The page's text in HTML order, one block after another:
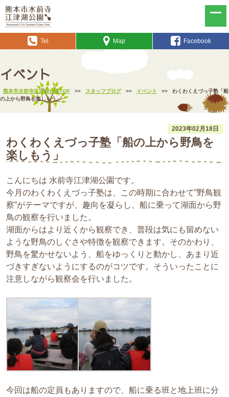
Tel Map Facebook
イベント
熊本市水前寺江津湖公園TOP >> スタッフブログ >> イベント >>
わくわくえづっ子塾「船
の上から野鳥を楽しもう」
2023年02月18日
わくわくえづっ子塾「船の上から野鳥を
楽しもう」
こんにちは 水前寺江津湖公園です。
今月のわくわくえづっ子塾は、この時期に合わせて”野鳥観
察”がテーマですが、趣向を凝らし、船に乗って湖面から野
鳥の観察を行いました。
湖面からはより近くから観察でき、普段は気にも留めない
ような野鳥のしぐさや特徴を観察できます。そのかわり、
野鳥を驚かせないよう、船をゆっくりと動かし、あまり近
づきすぎないようにするのがコツです。そういったことに
注意しながら観察会を行いました。
今回は船の定員もありますので、船に乗る班と地上班に分